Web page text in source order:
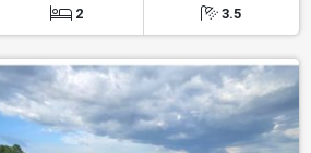
2 3.5